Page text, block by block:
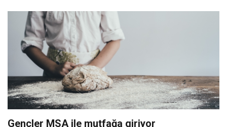
Gençler MSA ile mutfağa giriyor